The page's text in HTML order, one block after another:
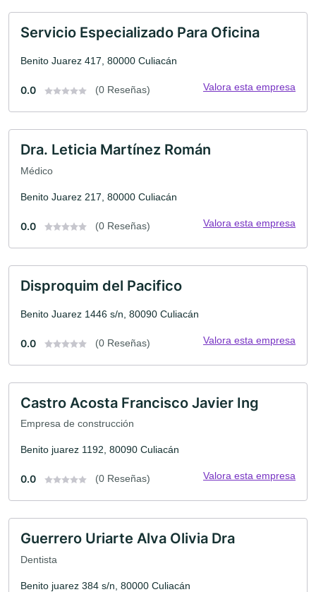
Servicio Especializado Para Oficina
Benito Juarez 417, 80000 Culiacán
0.0 (0 Reseñas) Valora esta empresa
Dra. Leticia Martínez Román
Médico
Benito Juarez 217, 80000 Culiacán
0.0 (0 Reseñas) Valora esta empresa
Disproquim del Pacifico
Benito Juarez 1446 s/n, 80090 Culiacán
0.0 (0 Reseñas) Valora esta empresa
Castro Acosta Francisco Javier Ing
Empresa de construcción
Benito juarez 1192, 80090 Culiacán
0.0 (0 Reseñas) Valora esta empresa
Guerrero Uriarte Alva Olivia Dra
Dentista
Benito juarez 384 s/n, 80000 Culiacán